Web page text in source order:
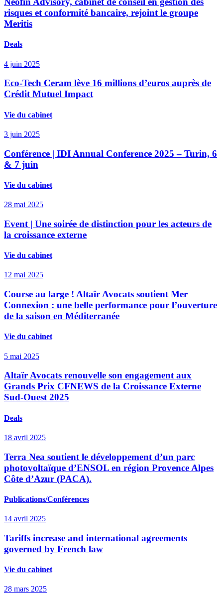
risques et conformité bancaire, rejoint le groupe
Meritis
Deals
4 juin 2025
Eco-Tech Ceram lève 16 millions d’euros auprès de
Crédit Mutuel Impact
Vie du cabinet
3 juin 2025
Conférence | IDI Annual Conference 2025 – Turin, 6
& 7 juin
Vie du cabinet
28 mai 2025
Event | Une soirée de distinction pour les acteurs de
la croissance externe
Vie du cabinet
12 mai 2025
Course au large ! Altaïr Avocats soutient Mer
Connexion : une belle performance pour l’ouverture
de la saison en Méditerranée
Vie du cabinet
5 mai 2025
Altaïr Avocats renouvelle son engagement aux
Grands Prix CFNEWS de la Croissance Externe
Sud-Ouest 2025
Deals
18 avril 2025
Terra Nea soutient le développement d’un parc
photovoltaïque d’ENSOL en région Provence Alpes
Côte d’Azur (PACA).
Publications/Conférences
14 avril 2025
Tariffs increase and international agreements
governed by French law
Vie du cabinet
28 mars 2025